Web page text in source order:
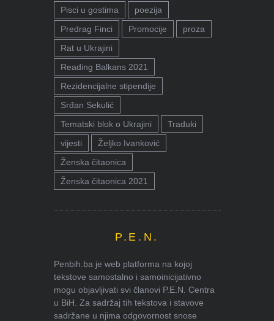
Pisci u gostima
poezija
Predrag Finci
Promocije
proza
Rat u Ukrajini
Reading Balkans 2021
Rezidencijalne stipendije
Srđan Sekulić
Tematski blok o Ukrajini
Traduki
vijesti
Željko Ivanković
Ženska čitaonica
Ženska čitaonica 2021
P.E.N.
Penbih.ba je web platforma na kojoj
tekstove samostalno i samoinicijativno
mogu objavljivati svi članovi P.E.N. Centra
u BiH. Za sadržaj tih tekstova i stavove
sadržane u njima odgovornost snose